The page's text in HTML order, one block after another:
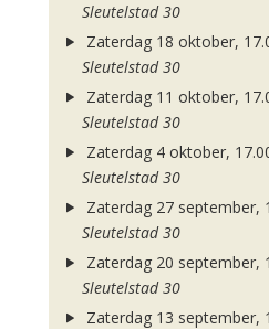
Sleutelstad 30
Zaterdag 18 oktober,
Sleutelstad 30
Zaterdag 11 oktober,
Sleutelstad 30
Zaterdag 4 oktober,
Sleutelstad 30
Zaterdag 27 september,
Sleutelstad 30
Zaterdag 20 september,
Sleutelstad 30
Zaterdag 13 september,